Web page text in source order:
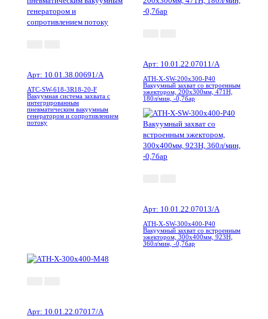
Арт: 10.01.38.00691/A
ATC-SW-618-3R18-20-F
Вакуумная система захвата с
интегрированным
пневматическим вакуумным
генератором и сопротивлением
потоку
Арт: 10.01.22.07011/A
ATH-X-SW-200x300-P40
Вакуумный захват со встроенным
эжектором, 200x300мм, 471Н,
180л/мин, -0,7бар
Арт: 10.01.22.07013/A
ATH-X-SW-300x400-P40
Вакуумный захват со встроенным
эжектором, 300x400мм, 923Н,
360л/мин, -0,7бар
Арт: 10.01.22.07017/A